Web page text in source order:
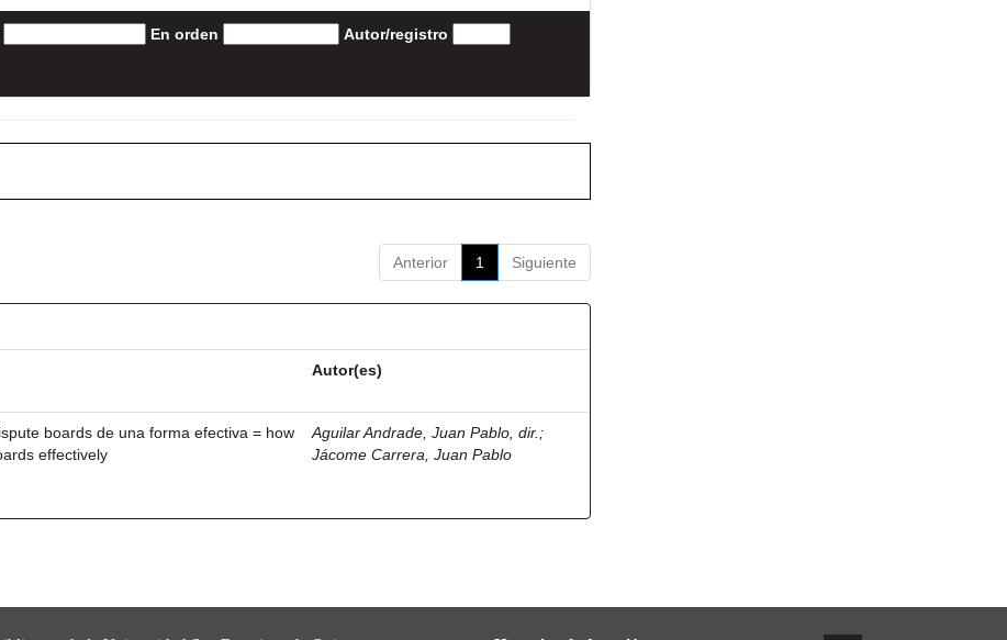
En orden Autor/registro
Anterior 1 Siguiente
Autor(es)
boards de una forma efectiva = how
effectively
Aguilar Andrade, Juan Pablo, dir. ;
Jácome Carrera, Juan Pablo